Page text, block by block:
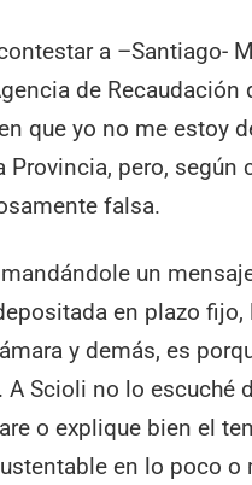
a –Santiago-
de Recaudación
que yo no me estoy
pero, según
falsa.
un
en plazo
y demás, es
Scioli no lo escuché
o explique bien el
en lo poco